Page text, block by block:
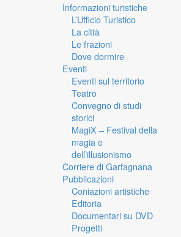
Informazioni turistiche
L’Ufficio Turistico
La città
Le frazioni
Dove dormire
Eventi
Eventi sul territorio
Teatro
Convegno di studi
storici
MagiX – Festival della
magia e
dell’illusionismo
Corriere di Garfagnana
Pubblicazioni
Coniazioni artistiche
Editoria
Documentari su DVD
Progetti